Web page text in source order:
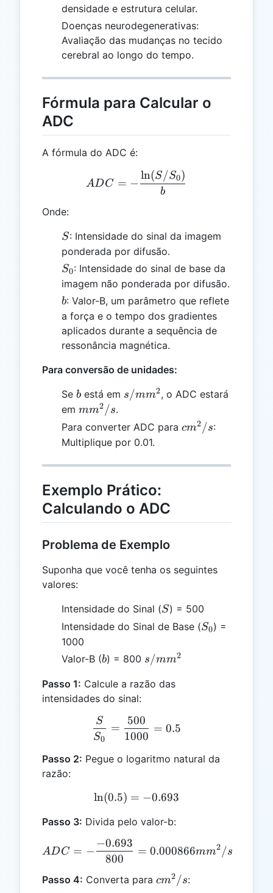
densidade e estrutura celular.
Doenças neurodegenerativas:
Avaliação das mudanças no tecido
cerebral ao longo do tempo.
Fórmula para Calcular o
ADC
A fórmula do ADC é:
ADC = -\frac{\ln(S /
ADC = −
b
ln(S/S0)
Onde:
S
S: Intensidade do sinal da imagem
ponderada por difusão.
S₀
S0: Intensidade do sinal de base da
imagem não ponderada por difusão.
b
b: Valor-B, um parâmetro que reflete
a força e o tempo dos gradientes
aplicados durante a sequência de
ressonância magnética.
Para conversão de unidades:
Se b
b está em s/mm²
s/mm2, o ADC estará
em mm²/s
mm2/s.
Para converter ADC para cm²/s
cm2/s:
Multiplique por 0.01.
Exemplo Prático:
Calculando o ADC
Problema de Exemplo
Suponha que você tenha os seguintes
valores:
Intensidade do Sinal (S
S) = 500
Intensidade do Sinal de Base (S₀
S0) =
1000
Valor-B (b
b) = 800 s/mm²
s/mm2
Passo 1: Calcule a razão das
intensidades do sinal:
\frac{S}{S₀} =
S0
S
=
1000
500
= 0.5
Passo 2: Pegue o logaritmo natural da
razão:
\ln(0.5) = -0.693
ln(0.5) = −0.693
Passo 3: Divida pelo valor-b:
ADC = -\frac{-
ADC = −
800
−0.693
= 0.000866mm2/s
Passo 4: Converta para cm²/s
cm2/s: